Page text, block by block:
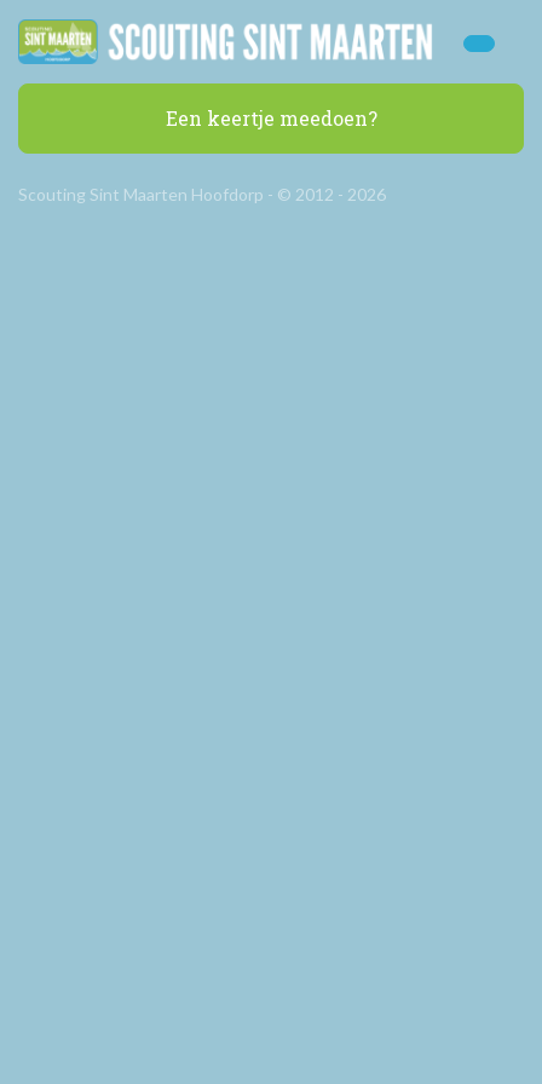
Een keertje meedoen?
Scouting Sint Maarten Hoofdorp - © 2012 - 2026